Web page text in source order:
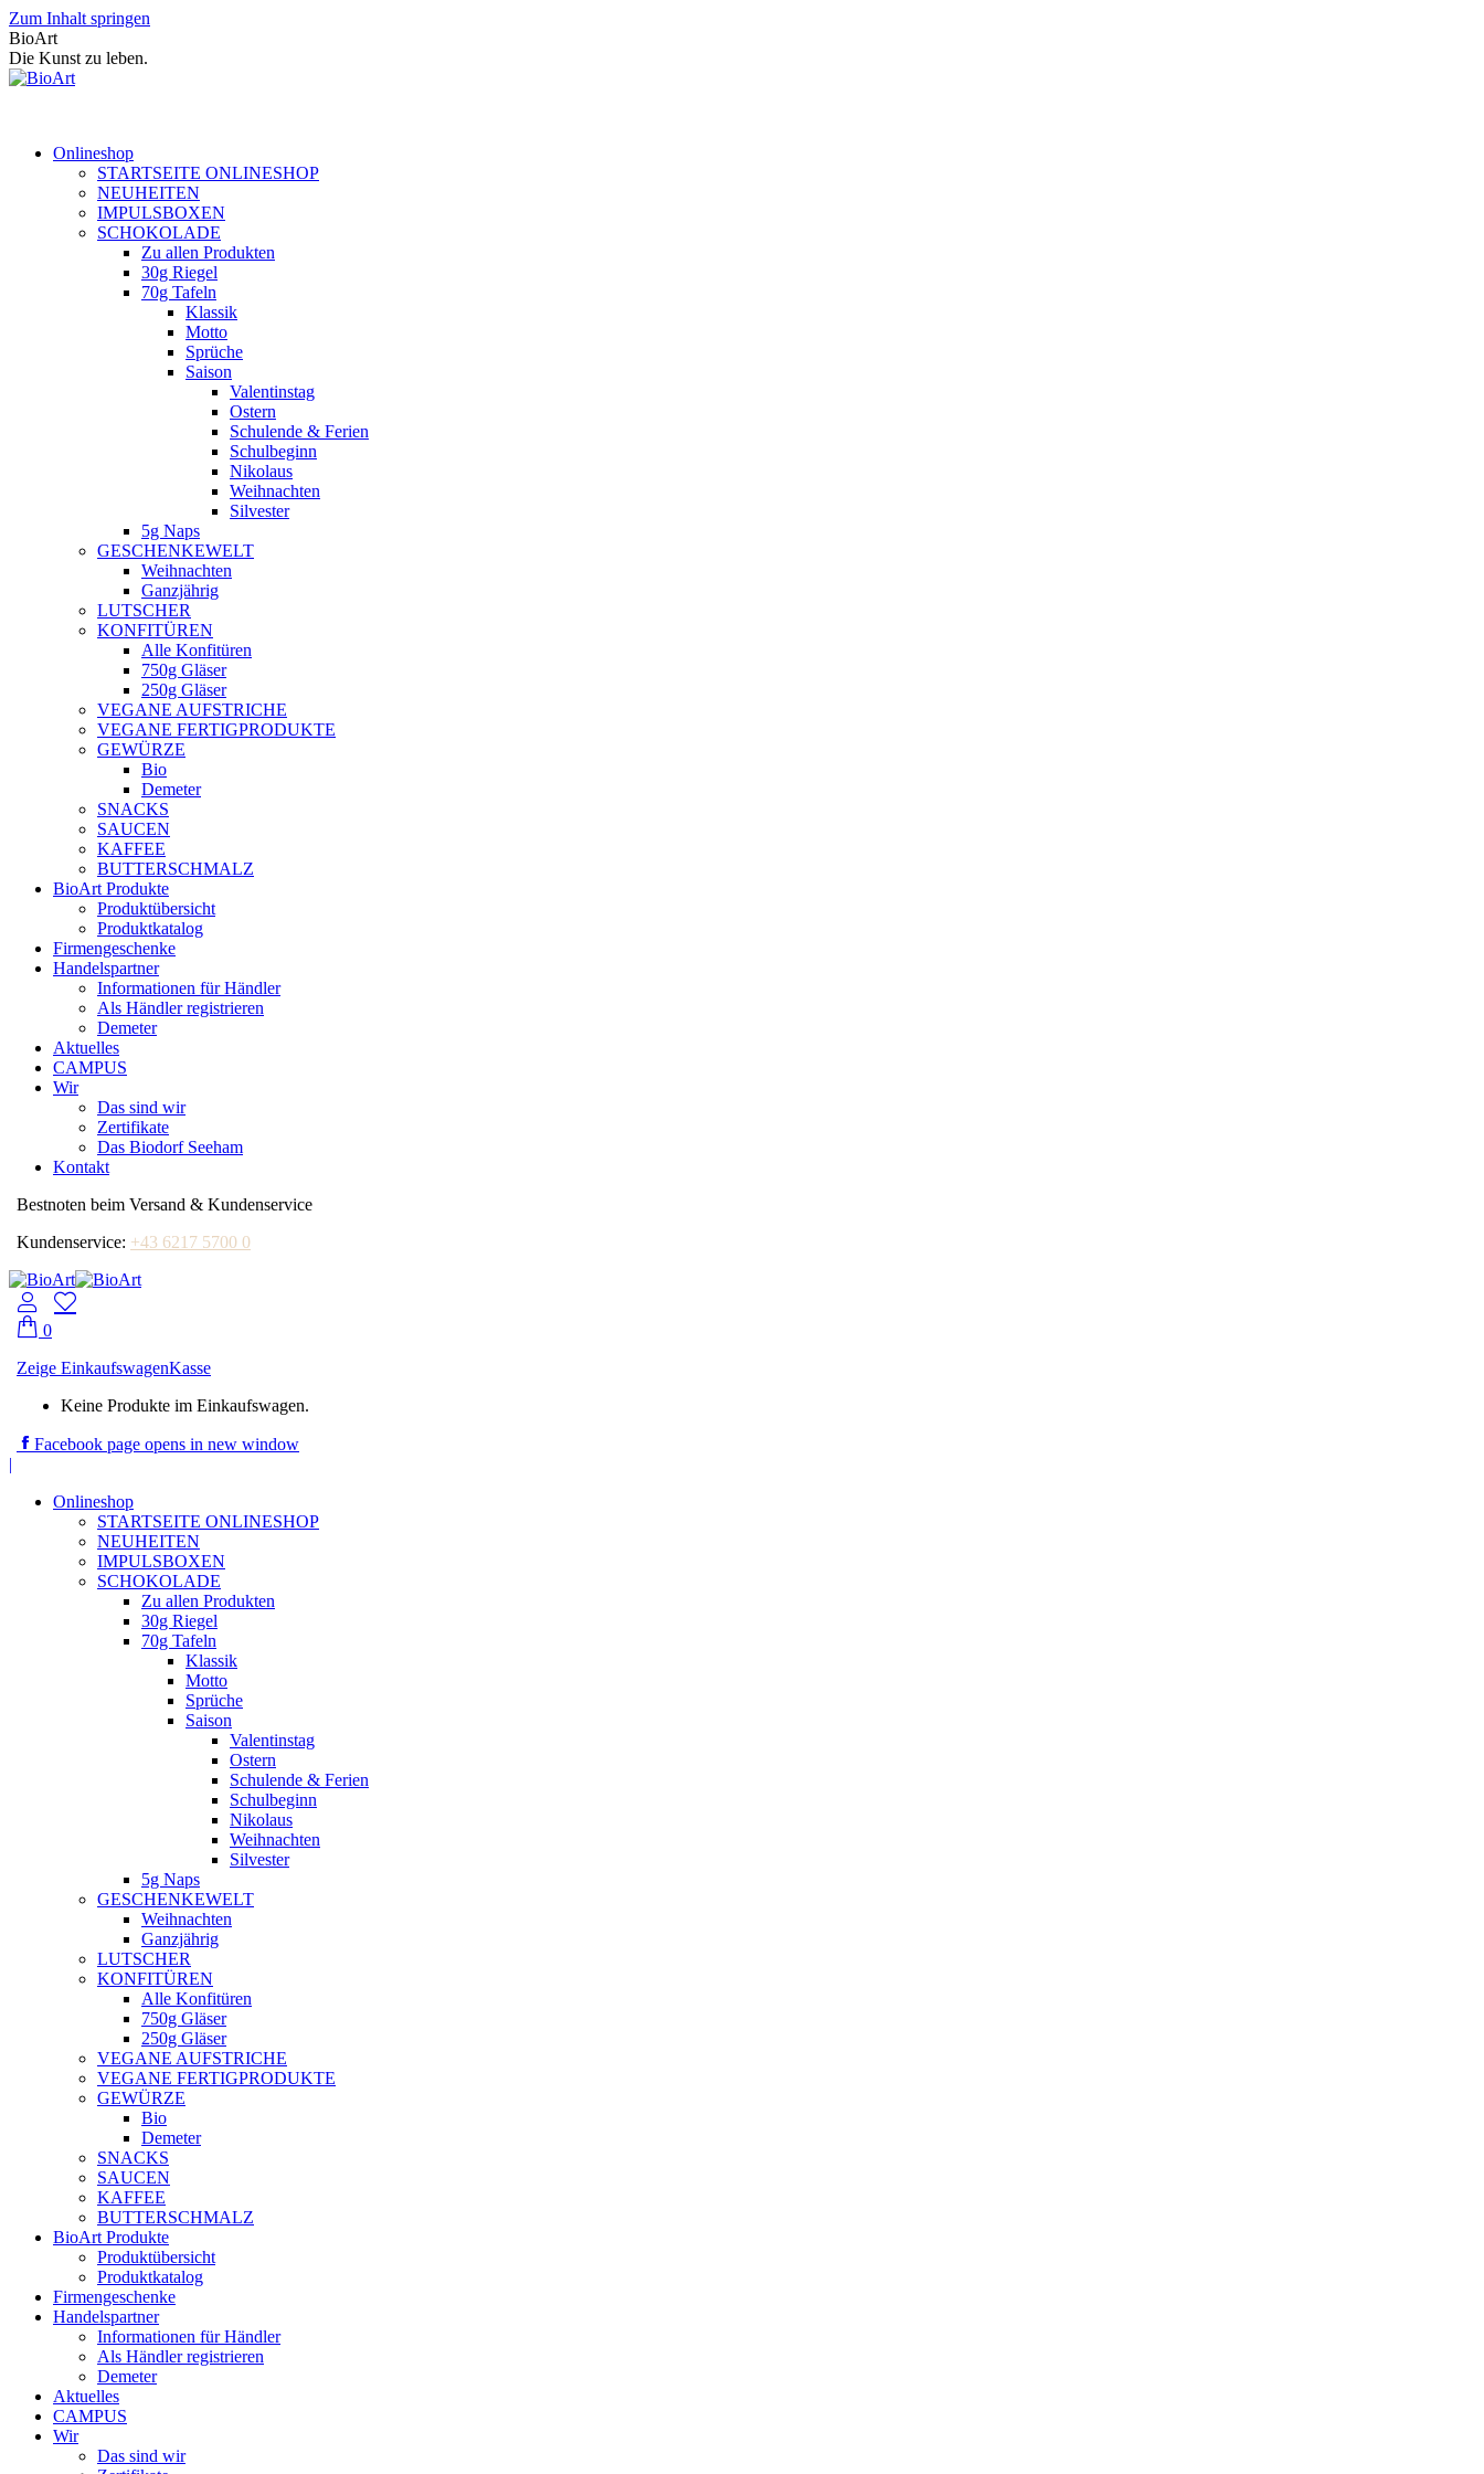
Zum Inhalt springen
BioArt
Die Kunst zu leben.
Onlineshop
STARTSEITE ONLINESHOP
NEUHEITEN
IMPULSBOXEN
SCHOKOLADE
Zu allen Produkten
30g Riegel
70g Tafeln
Klassik
Motto
Sprüche
Saison
Valentinstag
Ostern
Schulende & Ferien
Schulbeginn
Nikolaus
Weihnachten
Silvester
5g Naps
GESCHENKEWELT
Weihnachten
Ganzjährig
LUTSCHER
KONFITÜREN
Alle Konfitüren
750g Gläser
250g Gläser
VEGANE AUFSTRICHE
VEGANE FERTIGPRODUKTE
GEWÜRZE
Bio
Demeter
SNACKS
SAUCEN
KAFFEE
BUTTERSCHMALZ
BioArt Produkte
Produktübersicht
Produktkatalog
Firmengeschenke
Handelspartner
Informationen für Händler
Als Händler registrieren
Demeter
Aktuelles
CAMPUS
Wir
Das sind wir
Zertifikate
Das Biodorf Seeham
Kontakt
Bestnoten beim Versand & Kundenservice
Kundenservice: +43 6217 5700 0
0
Zeige EinkaufswagenKasse
Keine Produkte im Einkaufswagen.
Facebook page opens in new window
|
Onlineshop
STARTSEITE ONLINESHOP
NEUHEITEN
IMPULSBOXEN
SCHOKOLADE
Zu allen Produkten
30g Riegel
70g Tafeln
Klassik
Motto
Sprüche
Saison
Valentinstag
Ostern
Schulende & Ferien
Schulbeginn
Nikolaus
Weihnachten
Silvester
5g Naps
GESCHENKEWELT
Weihnachten
Ganzjährig
LUTSCHER
KONFITÜREN
Alle Konfitüren
750g Gläser
250g Gläser
VEGANE AUFSTRICHE
VEGANE FERTIGPRODUKTE
GEWÜRZE
Bio
Demeter
SNACKS
SAUCEN
KAFFEE
BUTTERSCHMALZ
BioArt Produkte
Produktübersicht
Produktkatalog
Firmengeschenke
Handelspartner
Informationen für Händler
Als Händler registrieren
Demeter
Aktuelles
CAMPUS
Wir
Das sind wir